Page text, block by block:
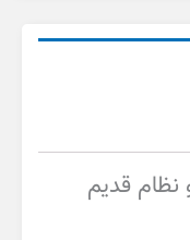
قدیم